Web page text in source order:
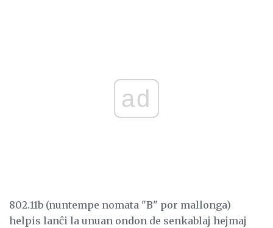
ad
802.11b (nuntempe nomata "B" por mallonga)
helpis lanĉi la unuan ondon de senkablaj hejmaj